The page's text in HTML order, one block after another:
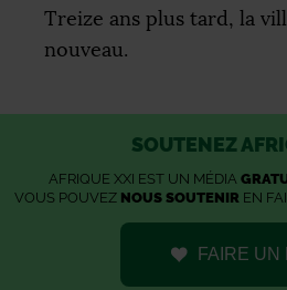
Treize ans plus tard, la
nouveau.
SOUTENEZ
AFRIQUE XXI EST UN MÉDIA
VOUS POUVEZ NOUS SOUTENIREN
FAIRE UN